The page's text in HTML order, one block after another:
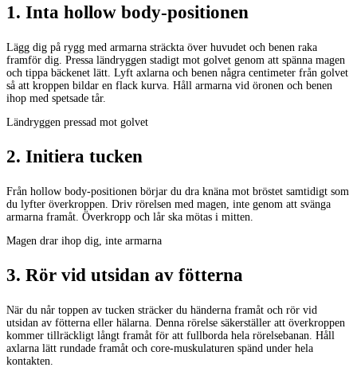
1. Inta hollow body-positionen
Lägg dig på rygg med armarna sträckta över huvudet och benen raka
framför dig. Pressa ländryggen stadigt mot golvet genom att spänna magen
och tippa bäckenet lätt. Lyft axlarna och benen några centimeter från golvet
så att kroppen bildar en flack kurva. Håll armarna vid öronen och benen
ihop med spetsade tår.
Ländryggen pressad mot golvet
2. Initiera tucken
Från hollow body-positionen börjar du dra knäna mot bröstet samtidigt som
du lyfter överkroppen. Driv rörelsen med magen, inte genom att svänga
armarna framåt. Överkropp och lår ska mötas i mitten.
Magen drar ihop dig, inte armarna
3. Rör vid utsidan av fötterna
När du når toppen av tucken sträcker du händerna framåt och rör vid
utsidan av fötterna eller hälarna. Denna rörelse säkerställer att överkroppen
kommer tillräckligt långt framåt för att fullborda hela rörelsebanan. Håll
axlarna lätt rundade framåt och core-muskulaturen spänd under hela
kontakten.